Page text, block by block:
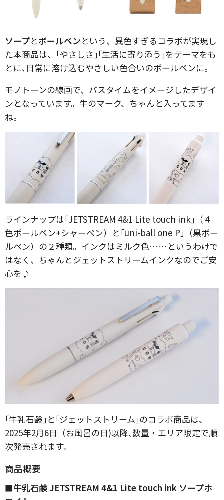
ソープとボールペンという、異色すぎるコラボが実現し
た本商品は、｢やさしさ｣｢生活に寄り添う｣をテーマをも
とに､日常に溶け込むやさしい色合いのボールペンに。
モノトーンの線画で、バスタイムをイメージしたデザイ
ンとなっています。牛のマーク、ちゃんと入ってます
ね。
ラインナップは｢JETSTREAM 4&1 Lite touch ink｣（４
色ボールペン+シャーペン）と｢uni-ball one P｣（黒ボー
ルペン）の２種類。インクはミルク色……というわけで
はなく、ちゃんとジェットストリームインクなのでご安
心を♪
｢牛乳石鹸｣と｢ジェットストリーム｣のコラボ商品は、
2025年2月6日（お風呂の日)以降､数量・エリア限定で順
次発売されます。
商品概要
■牛乳石鹸 JETSTREAM 4&1 Lite touch ink ソープホ